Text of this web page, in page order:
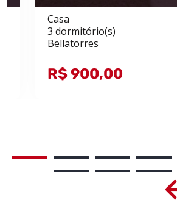
Casa
3 dormitório(s)
Bellatorres
R$ 900,00